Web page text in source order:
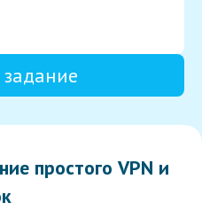
задание
простого VPN и